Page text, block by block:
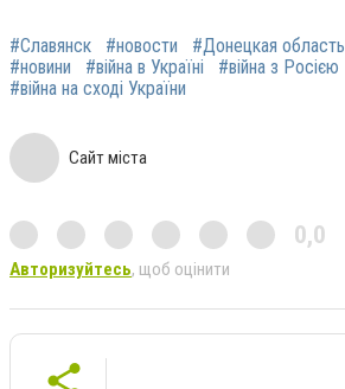
#Славянск #новости #Донецкая область
#новини
#війна в Україні
#війна з Росією
#війна на сході України
Сайт міста
0,0
Авторизуйтесь, щоб оцінити